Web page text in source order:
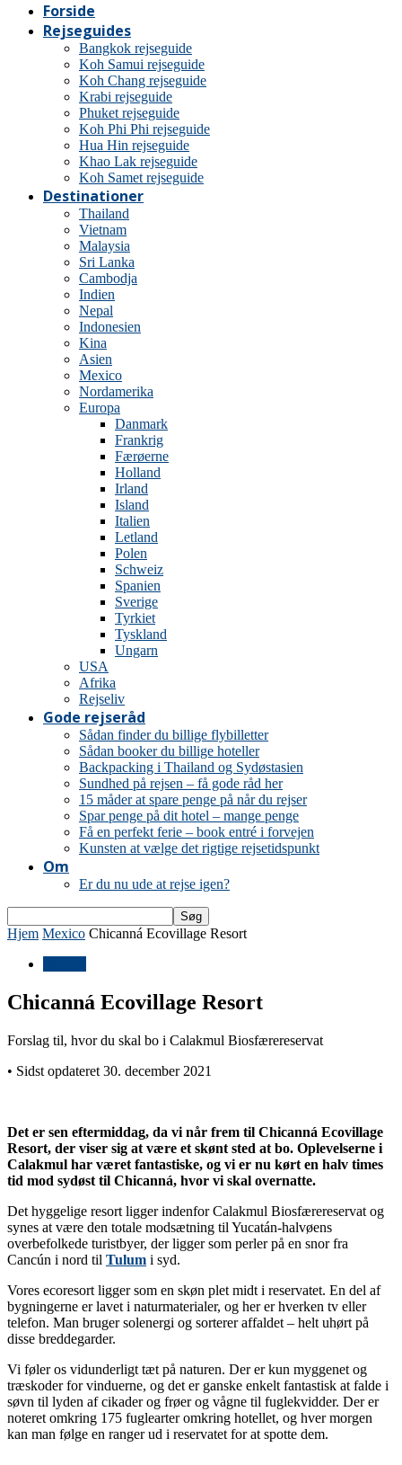
Forside
Rejseguides
Bangkok rejseguide
Koh Samui rejseguide
Koh Chang rejseguide
Krabi rejseguide
Phuket rejseguide
Koh Phi Phi rejseguide
Hua Hin rejseguide
Khao Lak rejseguide
Koh Samet rejseguide
Destinationer
Thailand
Vietnam
Malaysia
Sri Lanka
Cambodja
Indien
Nepal
Indonesien
Kina
Asien
Mexico
Nordamerika
Europa
Danmark
Frankrig
Færøerne
Holland
Irland
Island
Italien
Letland
Polen
Schweiz
Spanien
Sverige
Tyrkiet
Tyskland
Ungarn
USA
Afrika
Rejseliv
Gode rejseråd
Sådan finder du billige flybilletter
Sådan booker du billige hoteller
Backpacking i Thailand og Sydøstasien
Sundhed på rejsen – få gode råd her
15 måder at spare penge på når du rejser
Spar penge på dit hotel – mange penge
Få en perfekt ferie – book entré i forvejen
Kunsten at vælge det rigtige rejsetidspunkt
Om
Er du nu ude at rejse igen?
Hjem Mexico Chicanná Ecovillage Resort
Chicanná Ecovillage Resort
Forslag til, hvor du skal bo i Calakmul Biosfærereservat
• Sidst opdateret 30. december 2021
Det er sen eftermiddag, da vi når frem til Chicanná Ecovillage
Resort, der viser sig at være et skønt sted at bo. Oplevelserne i
Calakmul har været fantastiske, og vi er nu kørt en halv times
tid mod sydøst til Chicanná, hvor vi skal overnatte.
Det hyggelige resort ligger indenfor Calakmul Biosfærereservat og
synes at være den totale modsætning til Yucatán-halvøens
overbefolkede turistbyer, der ligger som perler på en snor fra
Cancún i nord til Tulum i syd.
Vores ecoresort ligger som en skøn plet midt i reservatet. En del af
bygningerne er lavet i naturmaterialer, og her er hverken tv eller
telefon. Man bruger solenergi og sorterer affaldet – helt uhørt på
disse breddegarder.
Vi føler os vidunderligt tæt på naturen. Der er kun myggenet og
træskoder for vinduerne, og det er ganske enkelt fantastisk at falde i
søvn til lyden af cikader og frøer og vågne til fuglekvidder. Der er
noteret omkring 175 fuglearter omkring hotellet, og hver morgen
kan man følge en ranger ud i reservatet for at spotte dem.